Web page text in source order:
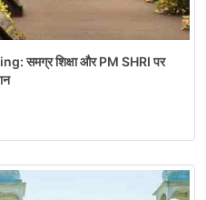
समग्र शिक्षा और PM SHRI पर